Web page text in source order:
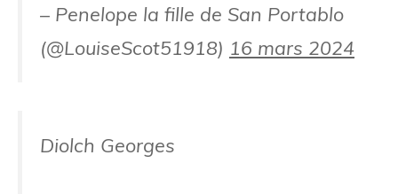
– Penelope la fille de San Portablo
(@LouiseScot51918) 16 mars 2024
Diolch Georges